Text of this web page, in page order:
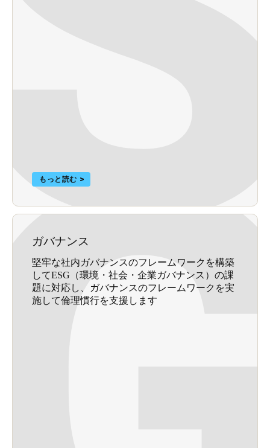
もっと読む
ガバナンス
堅牢な社内ガバナンスのフレームワークを構築
してESG（環境・社会・企業ガバナンス）の課
題に対応し、ガバナンスのフレームワークを実
施して倫理慣行を支援します